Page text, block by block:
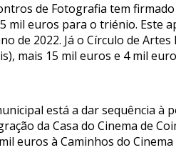
de Fotografia tem
mil euros para o triénio. Este
de 2022. Já o Círculo de
mais 15 mil euros e 4 mil
está a dar sequência à
da Casa do Cinema de
euros à Caminhos do